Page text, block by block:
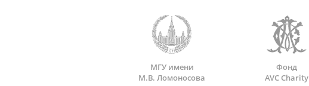
МГУ имени
М.В. Ломоносова
Фонд
AVC Charity